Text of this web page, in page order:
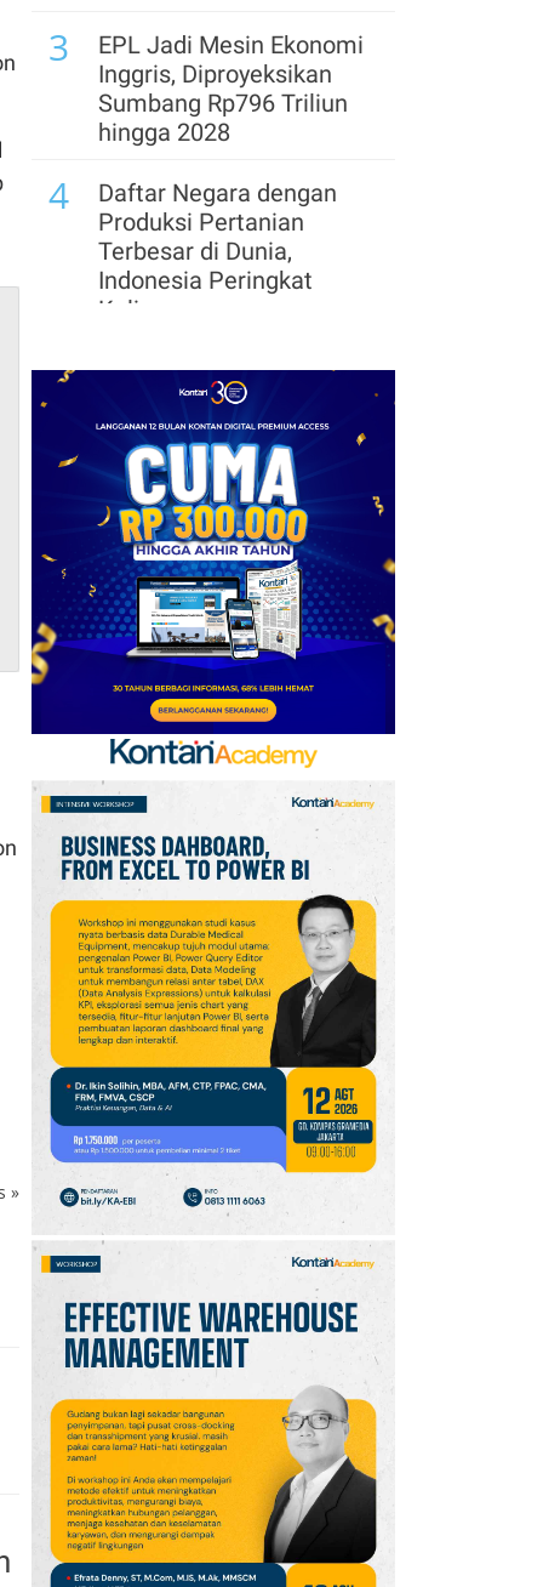
»
3
EPL Jadi Mesin Ekonomi
Inggris, Diproyeksikan
Sumbang Rp796 Triliun
hingga 2028
4
Daftar Negara dengan
Produksi Pertanian
Terbesar di Dunia,
Indonesia Peringkat
Kelima
5
Kabar Baru Transfer Yan
Diomande ke Real
Madrid: RB Leipzig Minta
Rp 2,7 Triliun
Daftar Negara ASEAN
Berdasarkan Pendapatan
versi Bank Dunia, Posisi
Indonesia?
7
Telegram Sempat Hilang
dari App Store, Ini
Penjelasan Apple dan
Durov
8
Kabar Transfer Man
United: 6 Pemain
Berpeluang Hengkang
Sebelum Deadline
Link dan Syarat
Dokumen Pendaftaran
Pandang Istana untuk
Ikut Upacara HUT Ke-81
RI
10 Sejarah Hari
Keantariksaan Nasional
Setiap 6 Agustus dan
Cara Merayakannya